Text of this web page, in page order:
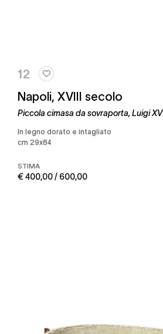
12
Napoli, XVIII secolo
Piccola cimasa da sovraporta, Luigi XV
in legno dorato e intagliato
cm 29x84
STIMA
€ 400,00 / 600,00